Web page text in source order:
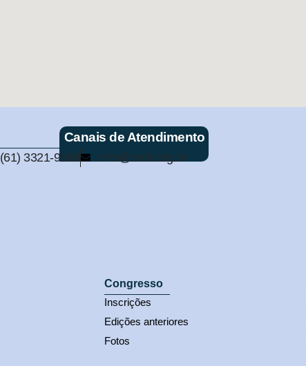
Canais de Atendimento
(61) 3321-9563 cmb@cmb.org.br
Congresso
Inscrições
Edições anteriores
Fotos